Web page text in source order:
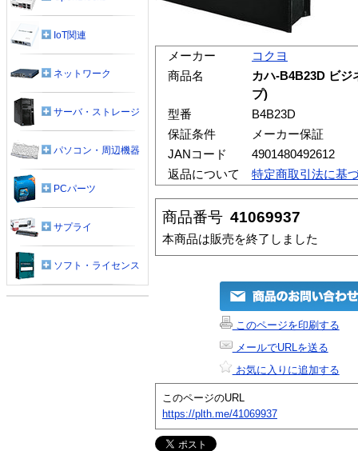
メーカー
コクヨ
商品名
カハ-B4B23D ビジ
プ)
型番
B4B23D
保証条件
メーカー保証
JANコード
4901480492612
返品について
特定商取引法に基
商品番号 41069937
本商品は販売を終了しました
このページを印刷する
メールでURLを送る
お気に入りに追加する
このページのURL
https://plth.me/41069937
IoT関連
ネットワーク
サーバ・ストレージ
パソコン・周辺機器
PCパーツ
サプライ
ソフト・ライセンス